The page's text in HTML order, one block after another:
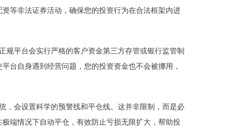
等非法证券活动，确保您的投资行为在合法框架内进
规平台会实行严格的客户资金第三方存管或银行监管制
台自身遇到经营问题，您的投资资金也不会被挪用，
，会设置科学的预警线和平仓线。这并非限制，而是必
端情况下自动平仓，有效防止亏损无限扩大，帮助投